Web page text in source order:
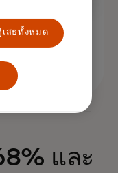
และ
เสธทั้งหมด